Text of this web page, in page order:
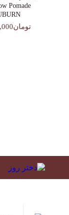
Pomade
تومان2,580,000